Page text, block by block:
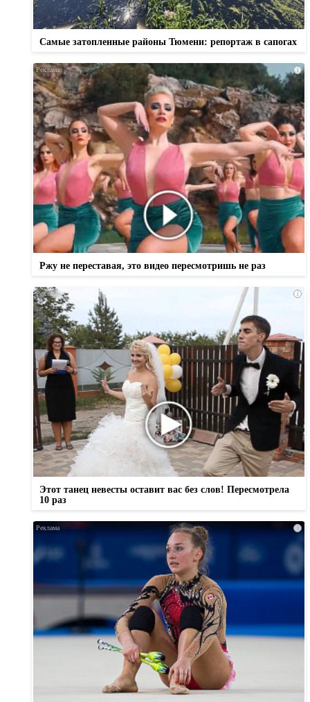
Самые затопленные районы Тюмени: репортаж в сапогах
i
Ржу не переставая, это видео пересмотришь не раз
i
Этот танец невесты оставит вас без слов! Пересмотрела
10 раз
i